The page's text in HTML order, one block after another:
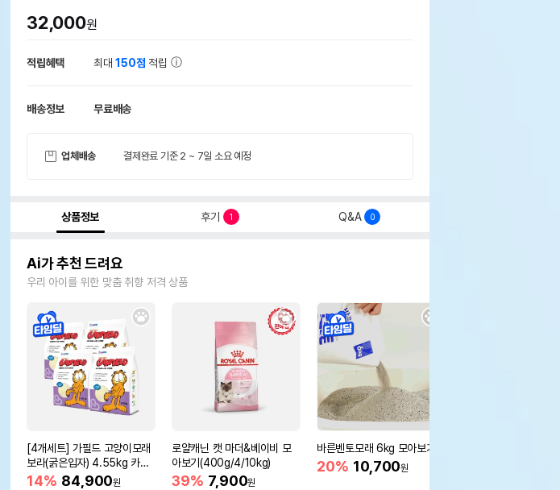
32,000원
적립혜택 최대150점 적립
배송정보 무료배송
업체배송 결제완료 기준 2 ~ 7일 소요 예정
상품정보 후기 1 Q&A 0
Ai가 추천 드려요
우리 아이를 위한 맞춤 취향 저격 상품
[4개세트] 가필드 고양이모래
보라(굵은입자) 4.55kg 카사
바모래
14% 84,900원
로얄캐닌 캣 마더&베이비 모
아보기(400g/4/10kg)
39% 7,900원
바른벤토모래 6kg 모아보기
20% 10,700원